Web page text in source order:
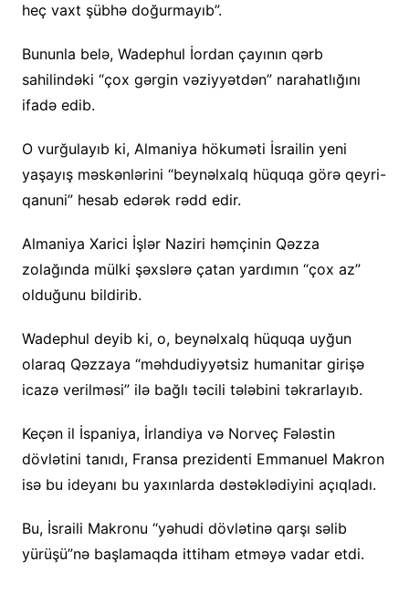
heç vaxt şübhə doğurmayıb”.
Bununla belə, Wadephul İordan çayının qərb
sahilindəki “çox gərgin vəziyyətdən” narahatlığını
ifadə edib.
O vurğulayıb ki, Almaniya hökuməti İsrailin yeni
yaşayış məskənlərini “beynəlxalq hüquqa görə qeyri-
qanuni” hesab edərək rədd edir.
Almaniya Xarici İşlər Naziri həmçinin Qəzza
zolağında mülki şəxslərə çatan yardımın “çox az”
olduğunu bildirib.
Wadephul deyib ki, o, beynəlxalq hüquqa uyğun
olaraq Qəzzaya “məhdudiyyətsiz humanitar girişə
icazə verilməsi” ilə bağlı təcili tələbini təkrarlayıb.
Keçən il İspaniya, İrlandiya və Norveç Fələstin
dövlətini tanıdı, Fransa prezidenti Emmanuel Makron
isə bu ideyanı bu yaxınlarda dəstəklədiyini açıqladı.
Bu, İsraili Makronu “yəhudi dövlətinə qarşı səlib
yürüşü”nə başlamaqda ittiham etməyə vadar etdi.